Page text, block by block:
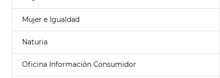
Mujer e Igualdad
Naturia
Oficina Información Consumidor